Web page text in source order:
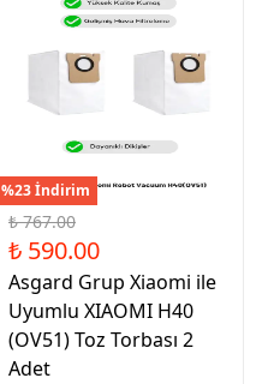
%23 İndirim
₺ 767.00
₺ 590.00
Asgard Grup Xiaomi ile
Uyumlu XIAOMI H40
(OV51) Toz Torbası 2
Adet